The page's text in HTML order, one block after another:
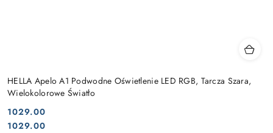
HELLA Apelo A1 Podwodne Oświetlenie LED RGB, Tarcza Szara,
Wielokolorowe Światło
Cena:
1029.00
Cena:
1029.00